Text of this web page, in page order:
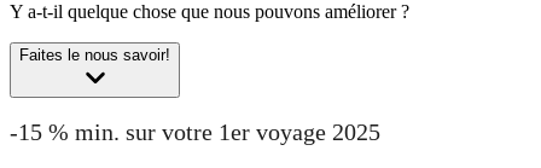
Y a-t-il quelque chose que nous pouvons améliorer ?
Faites le nous savoir!
-15 % min. sur votre 1er voyage 2025